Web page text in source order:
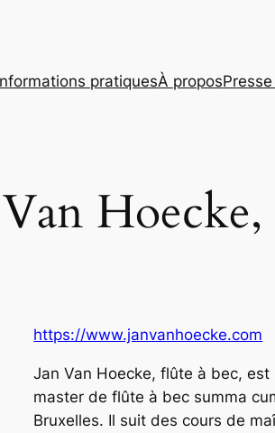
pratiquesÀ propos
https://www.janvanhoecke.com
Jan Van Hoecke, flûte à bec,
master de flûte à bec summa
Bruxelles. Il suit des cours de